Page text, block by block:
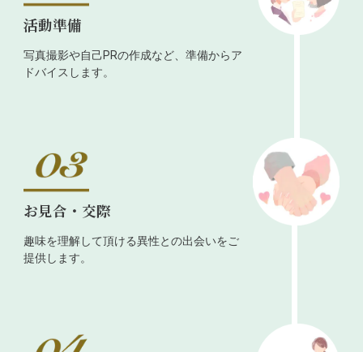
活動準備
写真撮影や自己PRの作成など、準備からア
ドバイスします。
お見合・交際
趣味を理解して頂ける異性との出会いをご
提供します。